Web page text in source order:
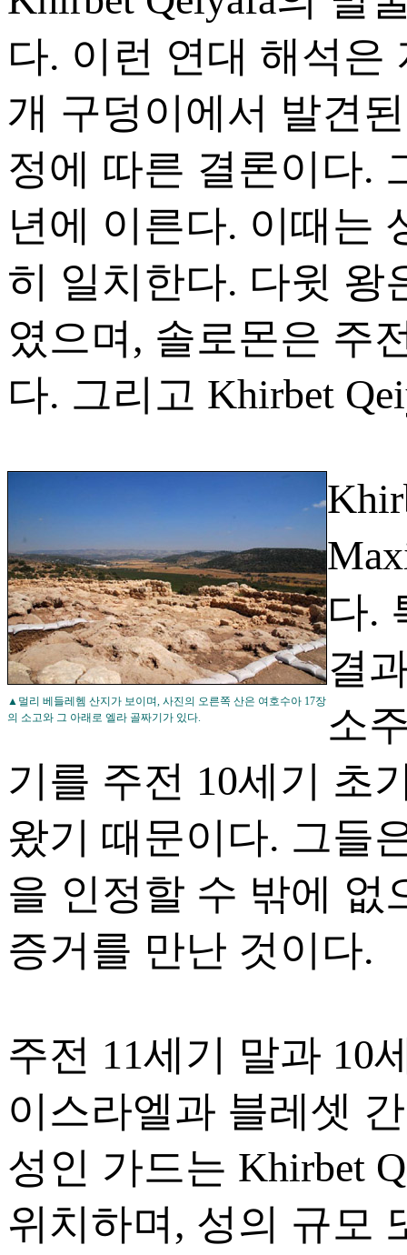
다. 이런 연대 해석은
개 구덩이에서 발견
정에 따른 결론이다.
년에 이른다. 이때는
히 일치한다. 다윗 왕
였으며, 솔로몬은 주
다. 그리고 Khirbet
▲멀리 베들레헴 산지가 보이며, 사진의 오른쪽 산은 여호수아 17장
의 소고와 그 아래로 엘라 골짜기가 있다.
다.
결
소
기를 주전 10세기 초
왔기 때문이다. 그들
을 인정할 수 밖에 없
증거를 만난 것이다.
주전 11세기 말과 10
이스라엘과 블레셋
성인 가드는 Khirbet
위치하며, 성의 규모